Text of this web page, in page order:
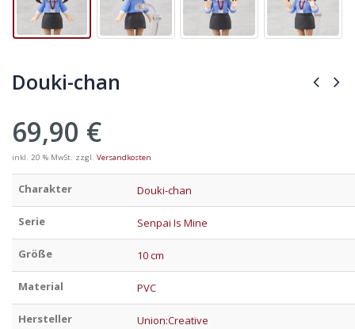
Douki-chan
69,90 €
inkl. 20 % MwSt. zzgl. Versandkosten
Charakter Douki-chan
Serie Senpai Is Mine
Größe 10 cm
Material PVC
Hersteller Union:Creative